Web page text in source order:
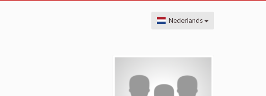
Nederlands